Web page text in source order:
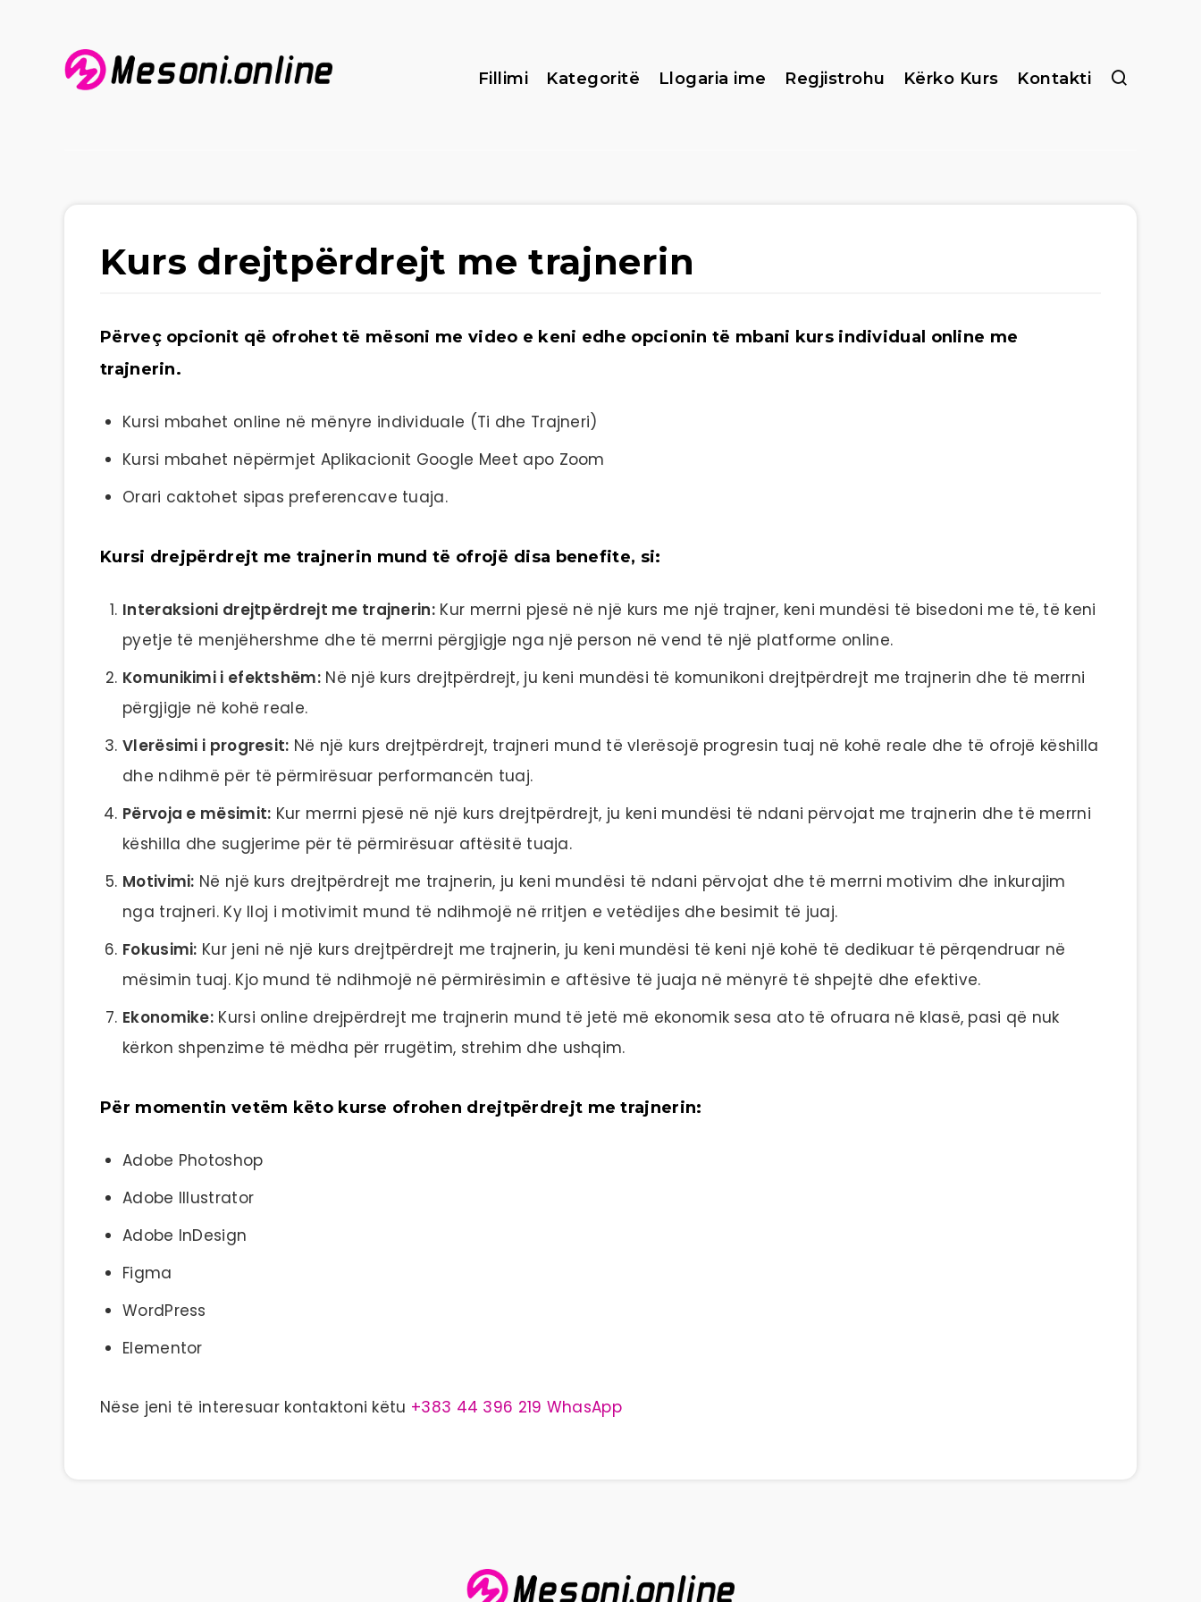
Fillimi Kategoritë Llogaria ime Regjistrohu Kërko Kurs Kontakti
Kurs drejtpërdrejt me trajnerin
Përveç opcionit që ofrohet të mësoni me video e keni edhe opcionin të mbani kurs individual online me
trajnerin.
Kursi mbahet online në mënyre individuale (Ti dhe Trajneri)
Kursi mbahet nëpërmjet Aplikacionit Google Meet apo Zoom
Orari caktohet sipas preferencave tuaja.
Kursi drejpërdrejt me trajnerin mund të ofrojë disa benefite, si:
Interaksioni drejtpërdrejt me trajnerin: Kur merrni pjesë në një kurs me një trajner, keni mundësi të bisedoni me të, të keni
pyetje të menjëhershme dhe të merrni përgjigje nga një person në vend të një platforme online.
Komunikimi i efektshëm:Në një kurs drejtpërdrejt, ju keni mundësi të komunikoni drejtpërdrejt me trajnerin dhe të merrni
përgjigje në kohë reale.
Vlerësimi i progresit: Në një kurs drejtpërdrejt, trajneri mund të vlerësojë progresin tuaj në kohë reale dhe të ofrojë këshilla
dhe ndihmë për të përmirësuar performancën tuaj.
Përvoja e mësimit: Kur merrni pjesë në një kurs drejtpërdrejt, ju keni mundësi të ndani përvojat me trajnerin dhe të merrni
këshilla dhe sugjerime për të përmirësuar aftësitë tuaja.
Motivimi: Në një kurs drejtpërdrejt me trajnerin, ju keni mundësi të ndani përvojat dhe të merrni motivim dhe inkurajim
nga trajneri. Ky lloj i motivimit mund të ndihmojë në rritjen e vetëdijes dhe besimit të juaj.
Fokusimi: Kur jeni në një kurs drejtpërdrejt me trajnerin, ju keni mundësi të keni një kohë të dedikuar të përqendruar në
mësimin tuaj. Kjo mund të ndihmojë në përmirësimin e aftësive të juaja në mënyrë të shpejtë dhe efektive.
Ekonomike: Kursi online drejpërdrejt me trajnerin mund të jetë më ekonomik sesa ato të ofruara në klasë, pasi që nuk
kërkon shpenzime të mëdha për rrugëtim, strehim dhe ushqim.
Për momentin vetëm këto kurse ofrohen drejtpërdrejt me trajnerin:
Adobe Photoshop
Adobe Illustrator
Adobe InDesign
Figma
WordPress
Elementor
Nëse jeni të interesuar kontaktoni këtu +383 44 396 219 WhasApp